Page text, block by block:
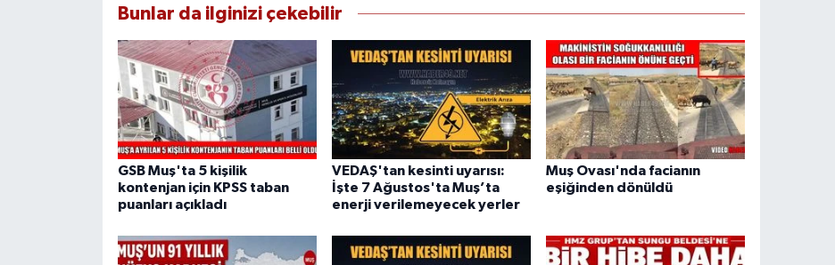
Bunlar da ilginizi çekebilir
GSB Muş'ta 5 kişilik
kontenjan için KPSS taban
puanları açıkladı
VEDAŞ'tan kesinti uyarısı:
İşte 7 Ağustos'ta Muş’ta
enerji verilemeyecek yerler
Muş Ovası'nda facianın
eşiğinden dönüldü